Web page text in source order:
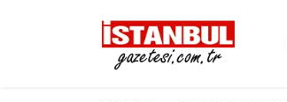
Nöbetçi Eczaneler